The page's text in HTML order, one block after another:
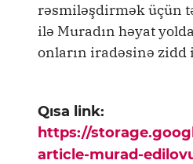
rəsmiləşdirmək üçün
ilə Muradın həyat
onların iradəsinə zidd
Qısa link:
https://
article-murad-